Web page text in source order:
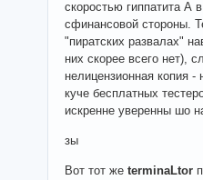
скоростью гиппатита А
сфинансовой стороны.
"пиратских развалах"
них скорее всего нет),
нелицензионная копия
куче бесплатных
искренне уверенны шо
зы
Вот тот же terminaLtor